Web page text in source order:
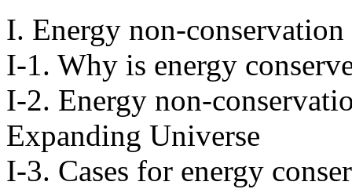
I. Energy non-
I-1. Why is energy
I-2. Energy non-
Expanding Universe
I-3. Cases for energy